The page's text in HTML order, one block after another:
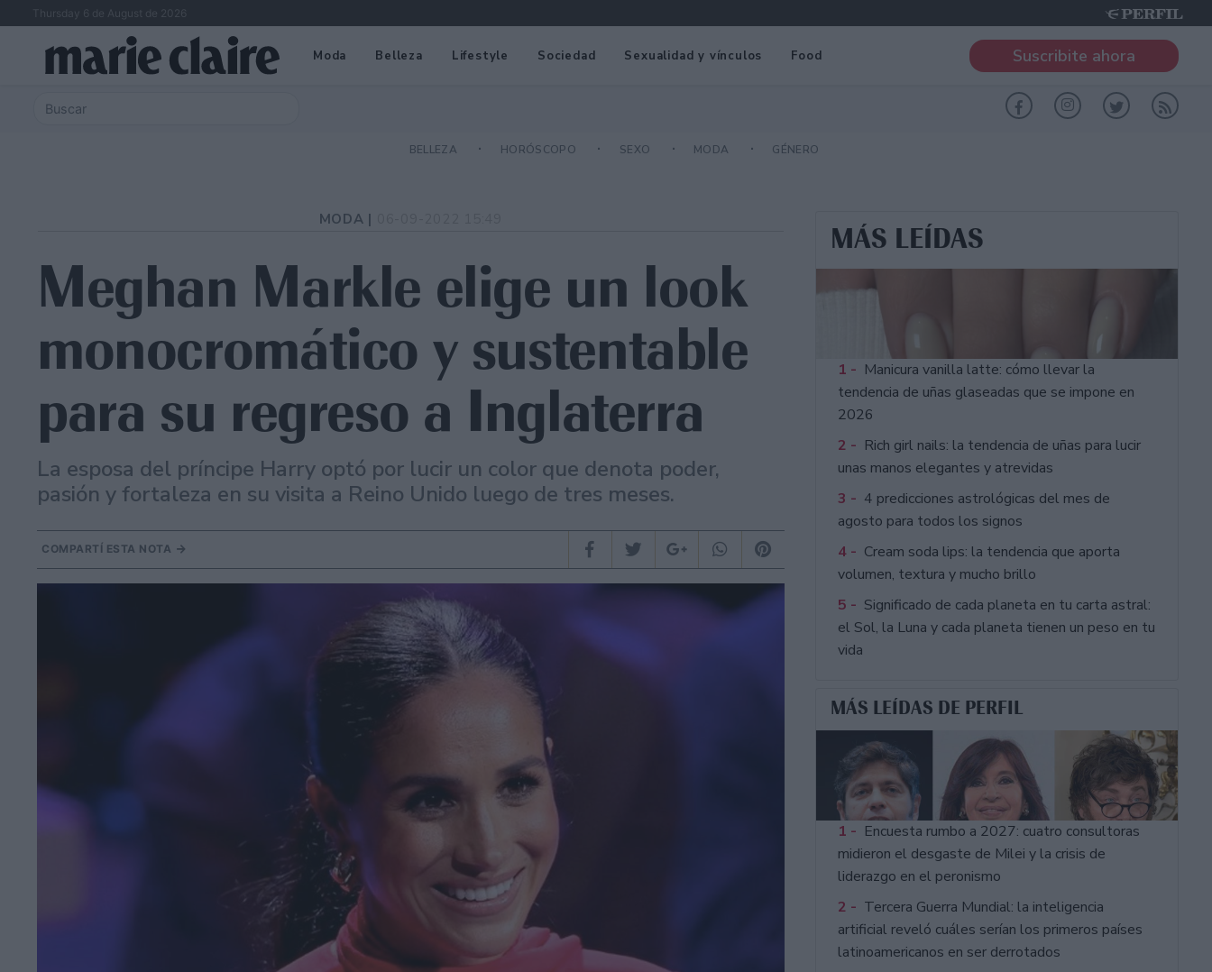
Thursday 6 de August de 2026
Moda Belleza Lifestyle Sociedad Sexualidad y vínculos Food Suscribite ahora
BELLEZA HORÓSCOPO SEXO MODA GÉNERO
MODA |
Meghan Markle elige un look
monocromático y sustentable
para su regreso a Inglaterra
La esposa del príncipe Harry optó por lucir un color que denota poder,
pasión y fortaleza en su visita a Reino Unido luego de tres meses.
COMPARTÍ ESTA NOTA
MÁS LEÍDAS
1 - Manicura vanilla latte: cómo llevar la
tendencia de uñas glaseadas que se impone en
2026
2 - Rich girl nails: la tendencia de uñas para lucir
unas manos elegantes y atrevidas
3 - 4 predicciones astrológicas del mes de
agosto para todos los signos
4 - Cream soda lips: la tendencia que aporta
volumen, textura y mucho brillo
5 - Significado de cada planeta en tu carta astral:
el Sol, la Luna y cada planeta tienen un peso en tu
vida
MÁS LEÍDAS DE PERFIL
1 - Encuesta rumbo a 2027: cuatro consultoras
midieron el desgaste de Milei y la crisis de
liderazgo en el peronismo
2 - Tercera Guerra Mundial: la inteligencia
artificial reveló cuáles serían los primeros países
latinoamericanos en ser derrotados